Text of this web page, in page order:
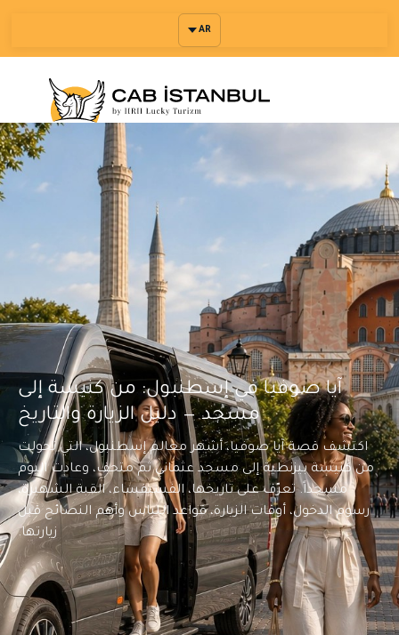
AR
آيا صوفيا في إسطنبول: من كنيسة إلى
مسجد — دليل الزيارة والتاريخ
اكتشف قصة آيا صوفيا، أشهر معالم إسطنبول، التي تحولت
من كنيسة بيزنطية إلى مسجد عثماني ثم متحف، وعادت اليوم
مسجداً. تعرّف على تاريخها، الفسيفساء، القبة الشهيرة،
رسوم الدخول، أوقات الزيارة، قواعد اللباس وأهم النصائح قبل
زيارتها.